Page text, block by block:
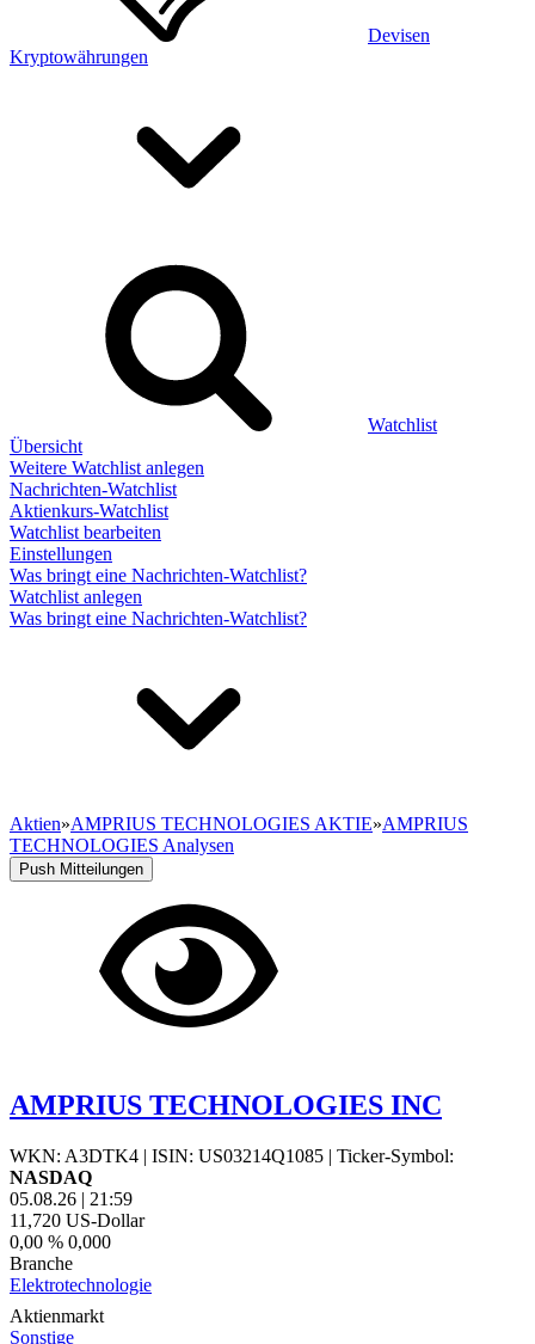
Devisen
Kryptowährungen
Watchlist
Übersicht
Weitere Watchlist anlegen
Nachrichten-Watchlist
Aktienkurs-Watchlist
Watchlist bearbeiten
Einstellungen
Was bringt eine Nachrichten-Watchlist?
Watchlist anlegen
Was bringt eine Nachrichten-Watchlist?
Aktien»AMPRIUS TECHNOLOGIES AKTIE»AMPRIUS
TECHNOLOGIES Analysen
Push Mitteilungen
AMPRIUS TECHNOLOGIES INC
WKN: A3DTK4 | ISIN: US03214Q1085 | Ticker-Symbol:
NASDAQ
05.08.26 | 21:59
11,720 US-Dollar
0,00 % 0,000
Branche
Elektrotechnologie
Aktienmarkt
Sonstige